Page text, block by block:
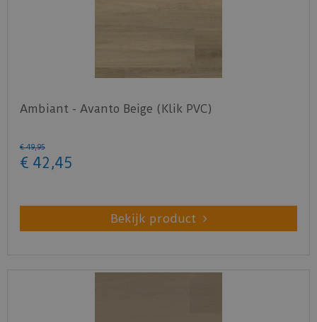
Ambiant - Avanto Beige (Klik PVC)
€ 49,95
€ 42 ,45
Bekijk product